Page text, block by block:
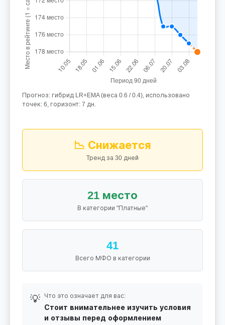
Прогноз: гибрид LR+EMA (веса 0.6 / 0.4), использовано
точек: 6, горизонт: 7 дн.
📉 Снижается
Тренд за 30 дней
21 место
В категории "Платные"
41
Всего МФО в категории
💡 Что это означает для вас:
Стоит внимательнее изучить условия
и отзывы перед оформлением